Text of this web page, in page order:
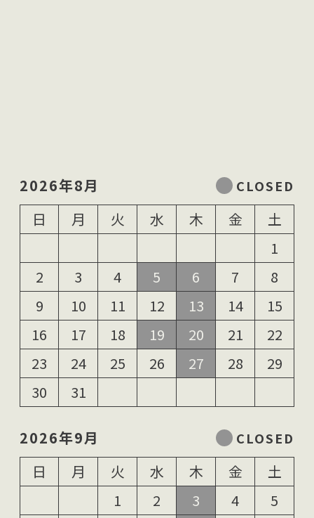
2026年8月
日
月 火 水 木 金
土
1
2
3 4 5 6 7
8
9
10 11 12 13 14
15
16
17 18 19 20 21
22
23
24 25 26 27 28
29
30
31
2026年9月
日
月 火 水 木 金
土
1
2 3 4
5